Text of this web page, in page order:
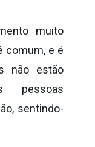
muito
comum, e é
não estão
pessoas
sentindo-